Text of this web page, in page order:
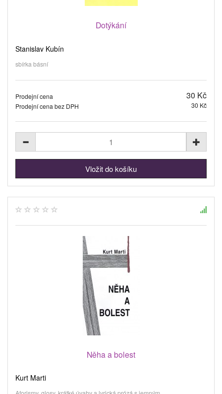
Dotýkání
Stanislav Kubín
sbírka básní
Prodejní cena 30 Kč
Prodejní cena bez DPH 30 Kč
Něha a bolest
Kurt Marti